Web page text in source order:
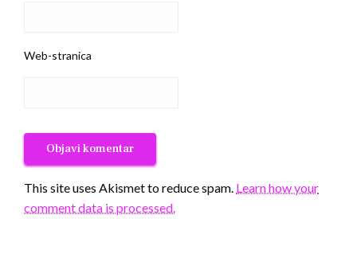
Web-stranica
This site uses Akismet to reduce spam. Learn how your
comment data is processed.